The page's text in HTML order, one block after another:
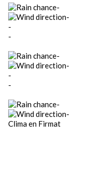
-
-
-
-
-
-
-
-
-
-
Clima en Firmat